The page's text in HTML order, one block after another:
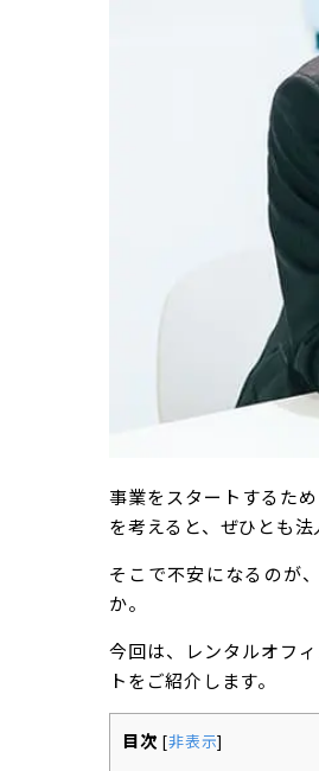
事業をスタートするた
を考えると、ぜひとも法
そこで不安になるのが
か。
今回は、レンタルオフ
トをご紹介します。
目次 [非表示]